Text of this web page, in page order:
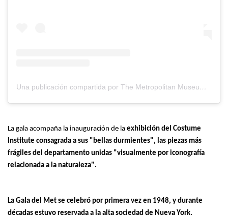
Una publicación compartida por The Metropolitan Museum of Art (@metmuseum)
La gala acompaña la inauguración de la exhibición del Costume
Institute consagrada a sus "bellas durmientes", las piezas más
frágiles del departamento unidas "visualmente por iconografía
relacionada a la naturaleza".
La Gala del Met se celebró por primera vez en 1948, y durante
décadas estuvo reservada a la alta sociedad de Nueva York.